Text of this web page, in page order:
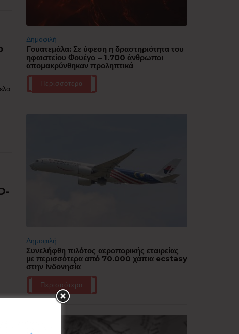
Δημοφιλή
Γουατεμάλα: Σε ύφεση η δραστηριότητα του
ηφαιστείου Φουέγο – 1.700 άνθρωποι
απομακρύνθηκαν προληπτικά
Περισσότερα
Δημοφιλή
Συνελήφθη πιλότος αεροπορικής εταιρείας
με περισσότερα από 70.000 χάπια ecstasy
στην Ινδονησία
Περισσότερα